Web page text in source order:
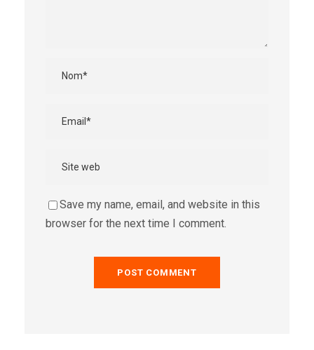
Save my name, email, and website in this
browser for the next time I comment.